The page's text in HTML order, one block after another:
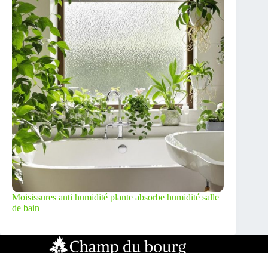
Moisissures anti humidité plante absorbe humidité salle
de bain